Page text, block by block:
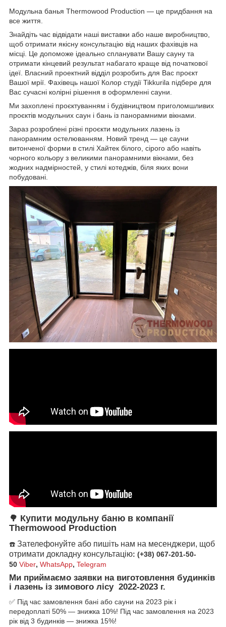
Модульна банья Thermowood Production — це придбання на
все життя.
Знайдіть час відвідати наші виставки або наше виробництво,
щоб отримати якісну консультацію від наших фахівців на
місці. Це допоможе ідеально спланувати Вашу сауну та
отримати кінцевий результат набагато краще від початкової
ідеї. Власний проектний відділ розробить для Вас проєкт
Вашої мрії. Фахівець нашої Колор студії Tikkurila підбере для
Вас сучасні колірні рішення в оформленні сауни.
Ми захоплені проєктуванням і будівництвом приголомшливих
проєктів модульних саун і бань із панорамними вікнами.
Зараз розроблені різні проєкти модульних лазень із
панорамним остелюванням. Новий тренд — це сауни
витонченої форми в стилі Хайтек білого, сірого або навіть
чорного кольору з великими панорамними вікнами, без
жодних надмірностей, у стилі котеджів, біля яких вони
побудовані.
🌳 Купити модульну баню в компанії
Thermowood Production
☎️ Зателефонуйте або пишіть нам на месенджери, щоб
отримати докладну консультацію: (+38) 067-201-50-
50 Viber, WhatsApp, Telegram
Ми приймаємо заявки на виготовлення будинків
і лазень із зимового лісу 2022-2023 г.
✅ Під час замовлення бані або сауни на 2023 рік і
передоплаті 50% — знижка 10%! Під час замовлення на 2023
рік від 3 будинків — знижка 15%!